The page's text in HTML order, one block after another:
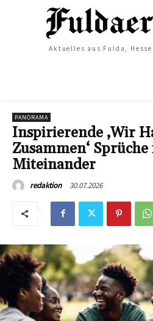
Aktuelles aus Fulda,
PANORAMA
Inspirierende ‚Wir
Zusammen‘
Miteinander
redaktion 30.07.2026